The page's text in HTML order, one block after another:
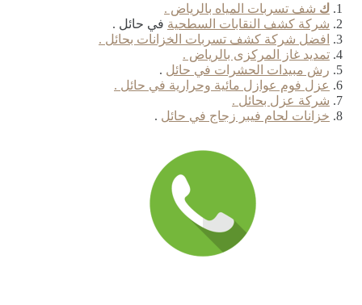
ك شف تسربات المياه بالرياض .
شركة كشف النقابات السطحية في حائل .
افضل شركة كشف تسربات الخزانات بحائل .
تمديد غاز المركزى بالرياض .
رش مبيدات الحشرات في حائل .
عزل فوم عوازل مائية وحرارية في حائل .
شركة عزل بحائل .
خزانات لحام فيبر زجاج في حائل .